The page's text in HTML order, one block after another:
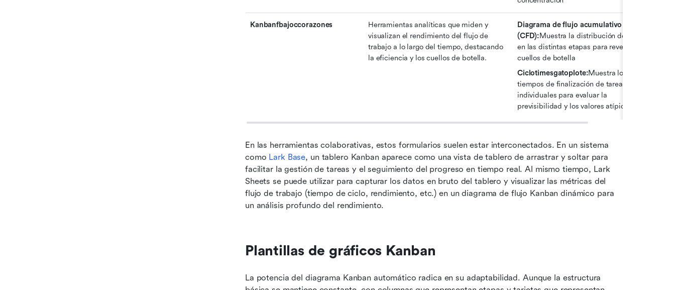
Kanbanfbajoccorazones
Herramientas analíticas que miden y
visualizan el rendimiento del flujo de
trabajo a lo largo del tiempo, destacando
la eficiencia y los cuellos de botella.
Diagrama de flujo acumulativo
(CFD):Muestra la distribución de tareas
en las distintas etapas para revelar
cuellos de botella
Ciclotimesgatoplote:Muestra los
tiempos de finalización de tareas
individuales para evaluar la
previsibilidad y los valores atípicos
En las herramientas colaborativas, estos formularios suelen estar interconectados. En un sistema
como Lark Base, un tablero Kanban aparece como una vista de tablero de arrastrar y soltar para
facilitar la gestión de tareas y el seguimiento del progreso en tiempo real. Al mismo tiempo, Lark
Sheets se puede utilizar para capturar los datos en bruto del tablero y visualizar las métricas del
flujo de trabajo (tiempo de ciclo, rendimiento, etc.) en un diagrama de flujo Kanban dinámico para
un análisis profundo del rendimiento.
Plantillas de gráficos Kanban
La potencia del diagrama Kanban automático radica en su adaptabilidad. Aunque la estructura